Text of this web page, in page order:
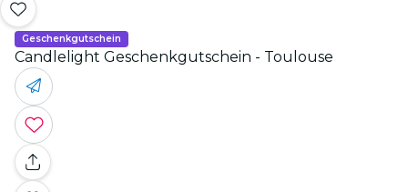
Geschenkgutschein
Candlelight Geschenkgutschein - Toulouse